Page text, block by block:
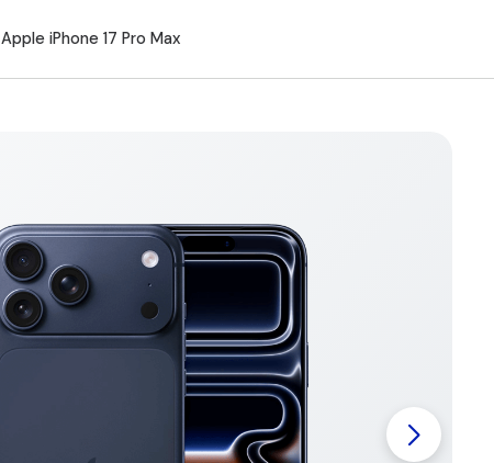
Apple iPhone 17 Pro Max